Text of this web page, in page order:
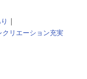
｜
クリエーション充実